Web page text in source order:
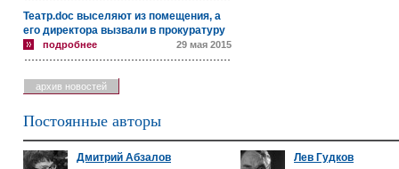
Театр.doc выселяют из помещения, а
его директора вызвали в прокуратуру
подробнее 29 мая 2015
архив новостей
Постоянные авторы
Дмитрий Абзалов Лев Гудков